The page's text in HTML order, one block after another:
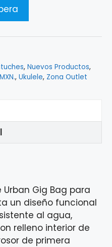
, Nuevos Productos,
, Ukulele, Zona Outlet
Urban Gig Bag para
un diseño funcional
al agua,
relleno interior de
de primera